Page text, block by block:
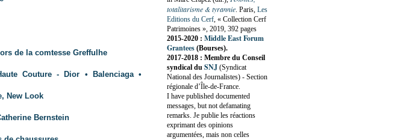
de la comtesse Greffulhe
Couture - Dior • Balenciaga •
New Look
Bernstein
totalitarisme & tyrannie. Paris, Les
Editions du Cerf, « Collection Cerf
Patrimoines », 2019, 392 pages
2015-2020 : Middle East Forum
Grantees (Bourses).
2017-2018 : Membre du Conseil
syndical du SNJ (Syndicat
National des Journalistes) - Section
régionale d’Île-de-France.
I have published documented
messages, but not defamating
remarks. Je publie les réactions
exprimant des opinions
argumentées, mais non celles